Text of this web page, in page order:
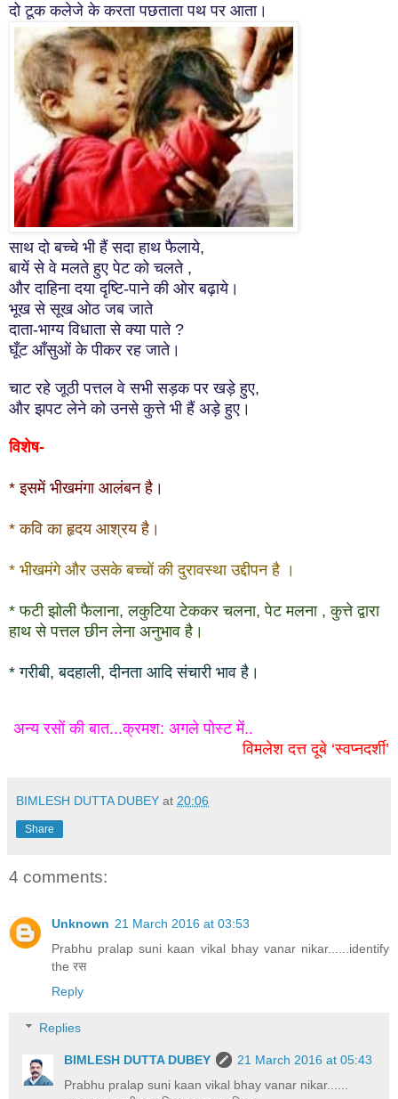
दो टूक कलेजे के करता पछताता पथ पर आता।
साथ दो बच्चे भी हैं सदा हाथ फैलाये,
बायें से वे मलते हुए पेट को चलते ,
और दाहिना दया दृष्टि-पाने की ओर बढ़ाये।
भूख से सूख ओठ जब जाते
दाता-भाग्य विधाता से क्या पाते ?
घूँट आँसुओं के पीकर रह जाते।
चाट रहे जूठी पत्तल वे सभी सड़क पर खड़े हुए,
और झपट लेने को उनसे कुत्ते भी हैं अड़े हुए ।
विशेष-
* इसमें भीखमंगा आलंबन है।
* कवि का हृदय आश्रय है।
* भीखमंगे और उसके बच्चों की दुरावस्था उद्दीपन है ।
* फटी झोली फैलाना, लकुटिया टेककर चलना, पेट मलना , कुत्ते द्वारा
हाथ से पत्तल छीन लेना अनुभाव है।
* गरीबी, बदहाली, दीनता आदि संचारी भाव है।
अन्य रसों की बात...क्रमश: अगले पोस्ट में..
विमलेश दत्त दूबे ‘स्वप्नदर्शी’
BIMLESH DUTTA DUBEY at 20:06
Share
4 comments:
Unknown 21 March 2016 at 03:53
Prabhu pralap suni kaan vikal bhay vanar nikar......identify
the रस
Reply
Replies
BIMLESH DUTTA DUBEY
21 March 2016 at 05:43
Prabhu pralap suni kaan vikal bhay vanar nikar......